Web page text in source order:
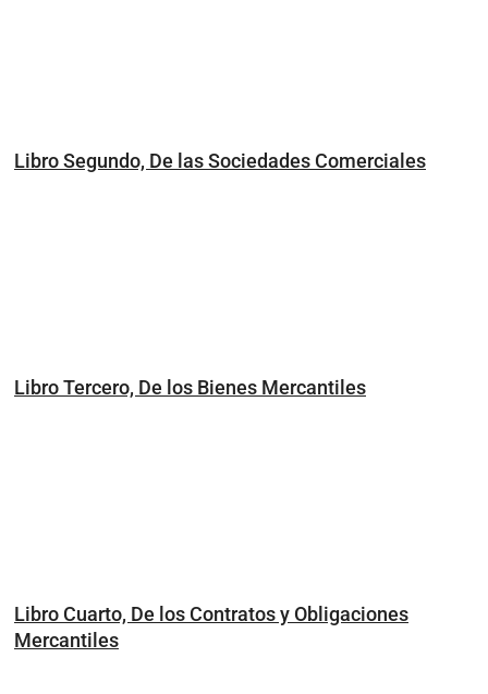
Libro Segundo, De las Sociedades Comerciales
Libro Tercero, De los Bienes Mercantiles
Libro Cuarto, De los Contratos y Obligaciones
Mercantiles